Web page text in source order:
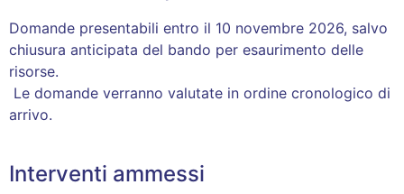
Domande presentabili entro il 10 novembre 2026, salvo
chiusura anticipata del bando per esaurimento delle
risorse.
Le domande verranno valutate in ordine cronologico di
arrivo.
Interventi ammessi